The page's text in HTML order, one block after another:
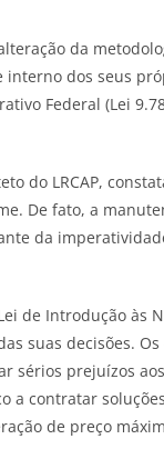
da
dos seus
Federal (Lei
do LRCAP,
De fato, a
da
de Introdução às
suas decisões.
sérios prejuízos
a contratar
de preço